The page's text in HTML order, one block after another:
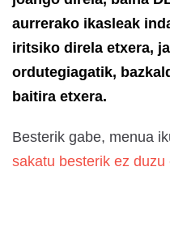
aurrerako ikasleak
iritsiko direla etxera,
ordutegiagatik,
baitira etxera.
Besterik gabe, menua
sakatu besterik ez duzu